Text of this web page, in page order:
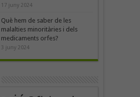
17 juny 2024
Què hem de saber de les
malalties minoritàries i dels
medicaments orfes?
3 juny 2024